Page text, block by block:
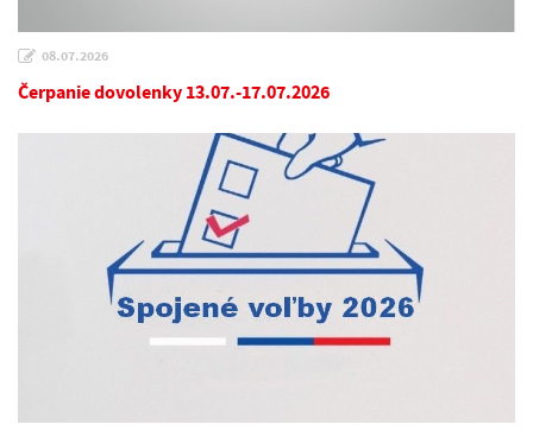
08.07.2026
Čerpanie dovolenky 13.07.-17.07.2026